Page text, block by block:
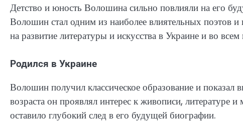
Детство и юность Волошина сильно повлияли на его
Волошин стал одним из наиболее влиятельных поэтов и
на развитие литературы и искусства в Украине и во
Родился в Украине
Волошин получил классическое образование и показал
возраста он проявлял интерес к живописи, литературе
оставило глубокий след в его будущей биографии.